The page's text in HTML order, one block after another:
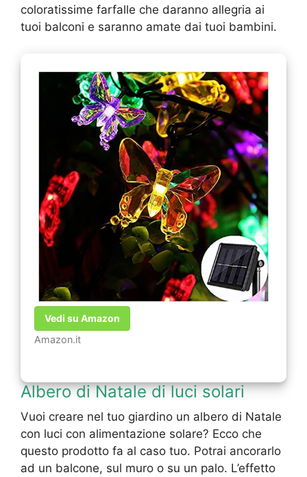
coloratissime farfalle che daranno allegria ai
tuoi balconi e saranno amate dai tuoi bambini.
Vedi su Amazon
Amazon.it
Albero di Natale di luci solari
Vuoi creare nel tuo giardino un albero di Natale
con luci con alimentazione solare? Ecco che
questo prodotto fa al caso tuo. Potrai ancorarlo
ad un balcone, sul muro o su un palo. L’effetto